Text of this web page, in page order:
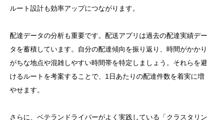
ルート設計も効率アップにつながります。
配達データの分析も重要です。配送アプリは過去の配達実績デー
タを蓄積しています。自分の配達傾向を振り返り、時間がかかり
がちな地点や混雑しやすい時間帯を特定しましょう。それらを避
けるルートを考案することで、1日あたりの配達件数を着実に増
やせます。
さらに、ベテランドライバーがよく実践している「クラスタリン